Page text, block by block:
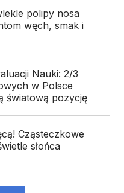
polipy nosa
węch, smak i
Nauki: 2/3
w Polsce
światową pozycję
Cząsteczkowe
słońca